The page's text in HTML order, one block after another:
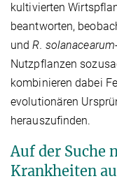
kultivierten
beantworten,
undR. solanacearum
Nutzpflanzen
kombinieren dabei
evolutionären
herauszufinden.
Auf der Suche
Krankheiten